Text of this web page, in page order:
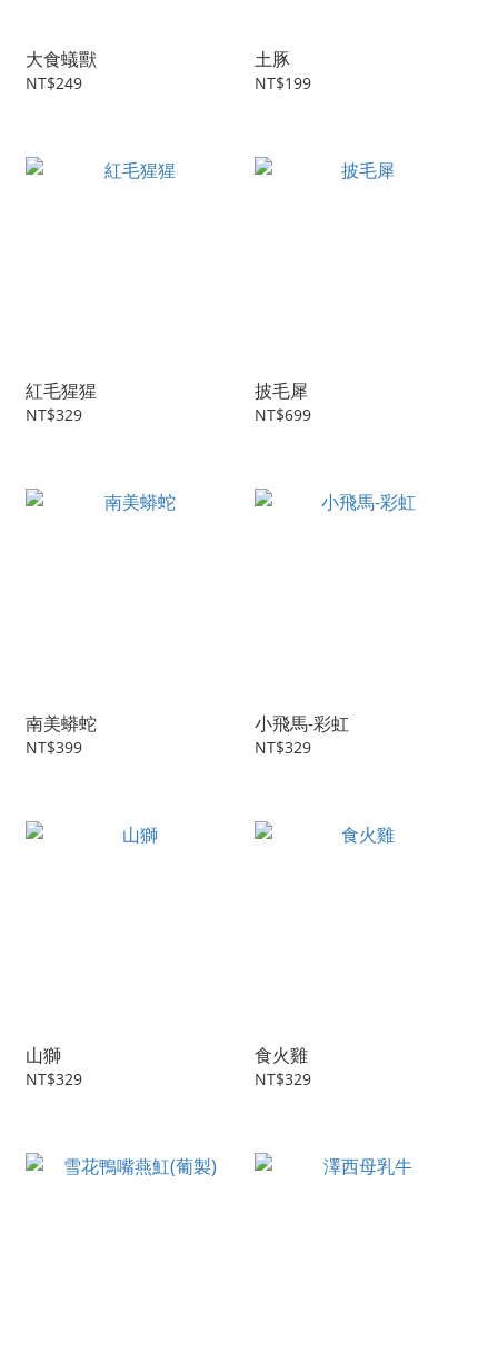
大食蟻獸
NT$249
土豚
NT$199
紅毛猩猩
NT$329
披毛犀
NT$699
南美蟒蛇
NT$399
小飛馬-彩虹
NT$329
山獅
NT$329
食火雞
NT$329